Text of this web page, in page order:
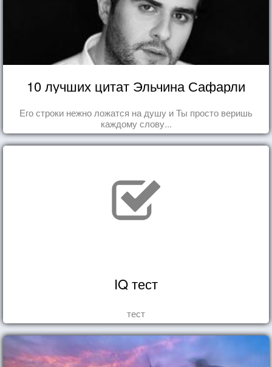
10 лучших цитат Эльчина Сафарли
Его строки нежно ложатся на душу и Ты просто веришь
каждому слову...
IQ тест
тест